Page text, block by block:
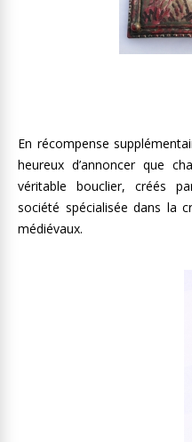
En récompense
heureux d’annoncer que
véritable bouclier, créés
société spécialisée dans la
médiévaux.